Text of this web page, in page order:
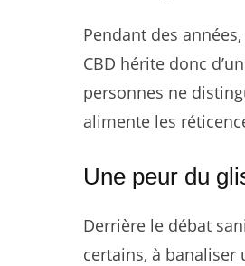
Pendant des
CBD hérite donc
personnes ne
alimente les
Une peur du
Derrière le débat
certains, à